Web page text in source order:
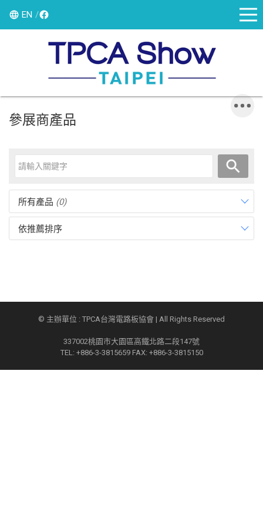
EN
參展商產品
所有產品 (0)
依推薦排序
© 主辦單位 : TPCA台灣電路板協會 | All Rights Reserved
337002桃園市大園區高鐵北路二段147號
TEL: +886-3-3815659 FAX: +886-3-3815150